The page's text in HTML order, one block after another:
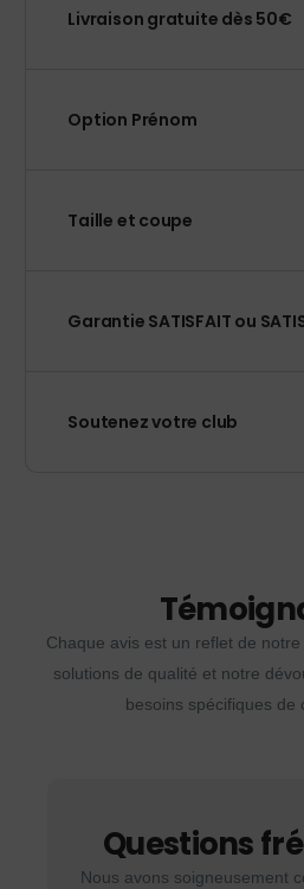
Livraison gratuite dès 50€
Option Prénom
Taille et coupe
Garantie SATISFAIT ou
Soutenez votre club
Chaque avis est un reflet de
solutions de qualité et notre
besoins spécifiques de
Questions
Nous avons soigneusement